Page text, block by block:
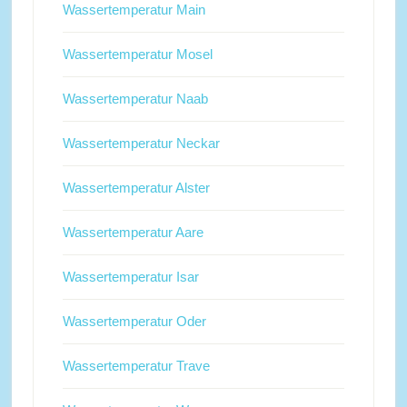
Wassertemperatur Main
Wassertemperatur Mosel
Wassertemperatur Naab
Wassertemperatur Neckar
Wassertemperatur Alster
Wassertemperatur Aare
Wassertemperatur Isar
Wassertemperatur Oder
Wassertemperatur Trave